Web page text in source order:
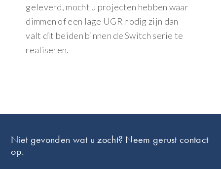
geleverd, mocht u projecten hebben waar
dimmen of een lage UGR nodig zijn dan
valt dit beiden binnen de Switch serie te
realiseren.
Niet gevonden wat u zocht? Neem gerust contact
op.